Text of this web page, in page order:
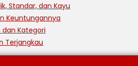
Standar, dan Kayu
Keuntungannya
dan Kategori
Terjangkau